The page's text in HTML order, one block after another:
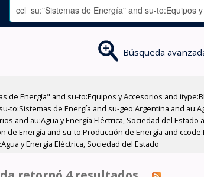
Búsqueda
Energía" and su-to:Equipos y Accesorios and
to:Sistemas de Energía and su-geo:Argentina and
and au:Agua y Energía Eléctrica, Sociedad del
Energía and su-to:Producción de Energía and
y Energía Eléctrica, Sociedad del Estado'